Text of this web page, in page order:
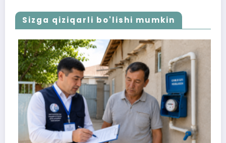
Sizga qiziqarli bo'lishi mumkin